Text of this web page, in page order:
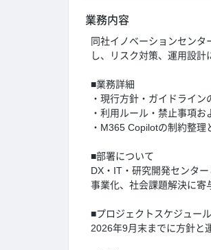
業務内容
同社イノベーションセン
し、リスク対策、運用設計
■業務詳細
・現行方針・ガイドライ
・利用ルール・禁止事項
・M365 Copilotの制約整
■部署について
DX・IT・研究開発センタ
事業化、社会課題解決に寄
■プロジェクトスケジュール
2026年9月末までに方針と